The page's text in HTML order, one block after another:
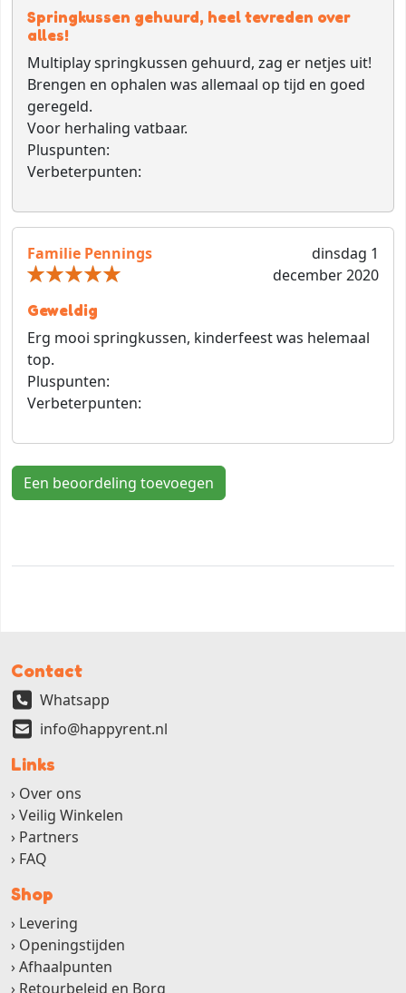
Springkussen gehuurd, heel tevreden over
alles!
Multiplay springkussen gehuurd, zag er netjes uit!
Brengen en ophalen was allemaal op tijd en goed
geregeld.
Voor herhaling vatbaar.
Pluspunten:
Verbeterpunten:
Familie Pennings
dinsdag 1
december 2020
Geweldig
Erg mooi springkussen, kinderfeest was helemaal
top.
Pluspunten:
Verbeterpunten:
Een beoordeling toevoegen
Contact
Whatsapp
info@happyrent.nl
Links
Over ons
Veilig Winkelen
Partners
FAQ
Shop
Levering
Openingstijden
Afhaalpunten
Retourbeleid en Borg